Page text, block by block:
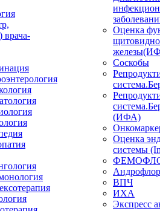
врача-
Оценка
Соскобы
(ИФА)
Оценка
системы
Андрофлор
ВПЧ
ИХА
Экспресс